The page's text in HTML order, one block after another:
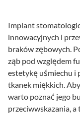
Implant
innowacyjnych i
braków zębowych.
ząb pod względem
estetykę uśmiechu i
tkanek miękkich.
warto poznać jego
przeciwwskazania, a